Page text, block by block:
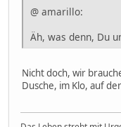
@ amarillo:
Äh, was denn, Du
Nicht doch, wir
Dusche, im Klo, auf